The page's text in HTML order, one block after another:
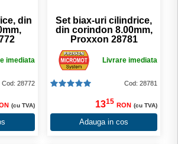
din
imediata
Cod: 28772
(cu TVA)
Set biax-uri cilindrice,
din corindon 8.00mm,
Proxxon 28781
Livrare imediata
Cod: 28781
1315 RON (cu TVA)
Adauga in cos